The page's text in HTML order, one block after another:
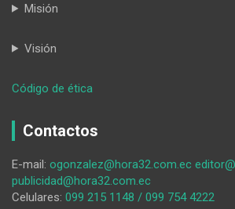
Misión
Visión
Código de ética
celulares
Contactos
E-mail: ogonzalez@hora32.com.ec
publicidad@hora32.com.ec
Celulares: 099 215 1148 / 099 754 4222